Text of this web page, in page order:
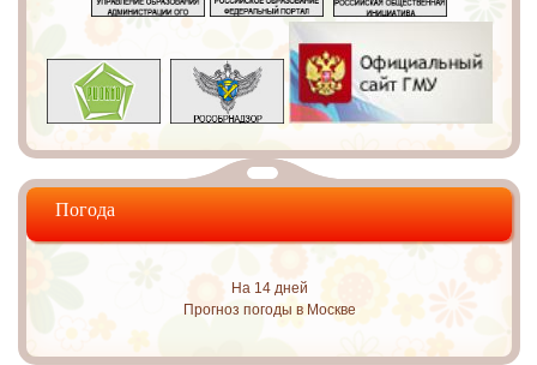
Погода
На 14 дней
Прогноз погоды в Москве